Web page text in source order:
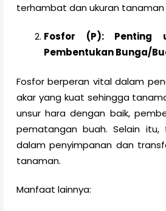
terhambat dan ukuran tanaman
Fosfor (P): Penting
Pembentukan Bunga/
Fosfor berperan vital dalam
akar yang kuat sehingga
unsur hara dengan baik,
pematangan buah. Selain
dalam penyimpanan dan
tanaman.
Manfaat lainnya: